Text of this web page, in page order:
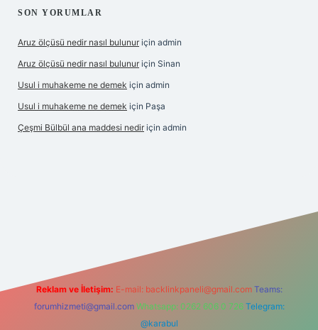
SON YORUMLAR
Aruz ölçüsü nedir nasıl bulunur için admin
Aruz ölçüsü nedir nasıl bulunur için Sinan
Usul i muhakeme ne demek için admin
Usul i muhakeme ne demek için Paşa
Çeşmi Bülbül ana maddesi nedir için admin
Reklam ve İletişim: E-mail: backlinkpaneli@gmail.com Teams:
forumhizmeti@gmail.com Whatsapp: 0262 606 0 726 Telegram:
@karabul